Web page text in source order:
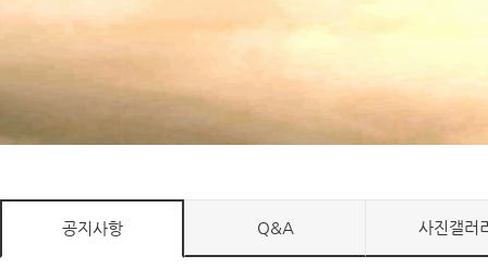
공지사항 Q&A 사진갤러